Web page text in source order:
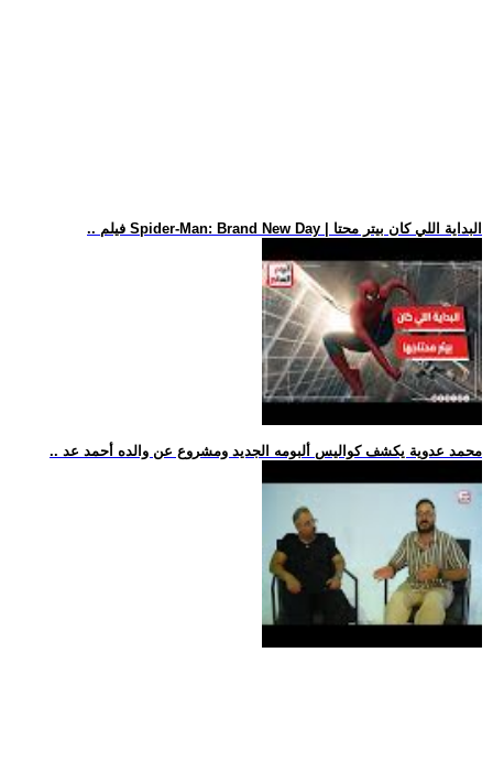
.. فيلم Spider-Man: Brand New Day | البداية اللي كان بيتر محتا
.. محمد عدوية يكشف كواليس ألبومه الجديد ومشروع عن والده أحمد عد